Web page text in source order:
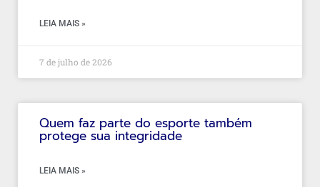
LEIA MAIS »
7 de julho de 2026
Quem faz parte do esporte também
protege sua integridade
LEIA MAIS »